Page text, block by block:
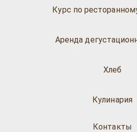
Курс по
Аренда
Хлеб
Кулинария
Контакты